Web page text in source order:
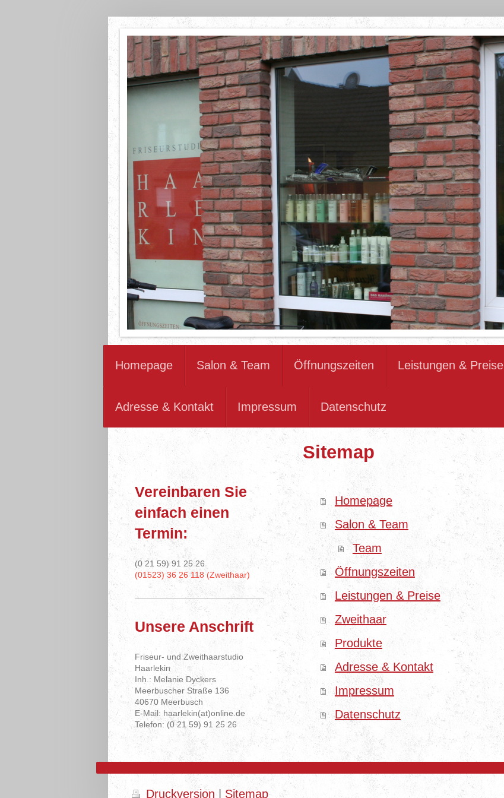
Homepage Salon & Team Öffnungszeiten Leistungen & Preise
Adresse & Kontakt Impressum Datenschutz
Sitemap
Homepage
Salon & Team
Team
Öffnungszeiten
Leistungen & Preise
Zweithaar
Produkte
Adresse & Kontakt
Impressum
Datenschutz
Vereinbaren Sie
einfach einen
Termin:
(0 21 59) 91 25 26
(01523) 36 26 118 (Zweithaar)
Unsere Anschrift
Friseur- und Zweithaarstudio
Haarlekin
Inh.: Melanie Dyckers
Meerbuscher Straße 136
40670 Meerbusch
E-Mail: haarlekin(at)online.de
Telefon: (0 21 59) 91 25 26
Druckversion Sitemap